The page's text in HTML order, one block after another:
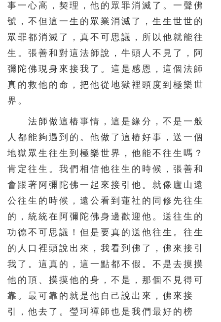
事一心高，契理，他的眾罪消滅了。一聲佛
號，不但這一生的眾業消滅了，生生世世的
眾罪都消滅了，真不可思議，所以他就能往
生。張善和對這法師說，牛頭人不見了，阿
彌陀佛現身來接我了。這是感恩，這個法師
真的救他的命，把他從地獄裡頭度到極樂世
界。
法師做這樁事情，這是緣分，不是一般
人都能夠遇到的。他做了這樁好事，送一個
地獄眾生往生到極樂世界，他能不往生嗎？
肯定往生。我們相信他往生的時候，張善和
會跟著阿彌陀佛一起來接引他。就像廬山遠
公往生的時候，遠公看到蓮社的同修先往生
的，統統在阿彌陀佛身邊歡迎他。送往生的
功德不可思議！但是要真的送他往生。往生
的人口裡頭說出來，我看到佛了，佛來接引
我了。這真的，這一點都不假。不是去摸摸
他的頂、摸摸他的身，不是，那個不見得可
靠。最可靠的就是他自己說出來，佛來接
引，他去了。瑩珂禪師也是我們最好的榜